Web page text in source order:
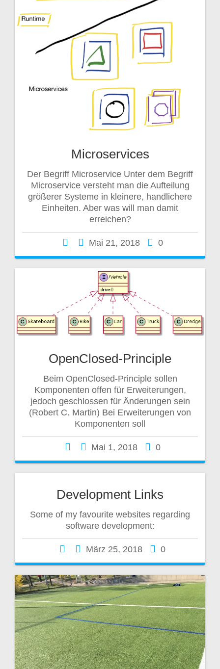
Microservices
Der Begriff Microservice Unter dem Begriff
Microservice versteht man die Aufteilung
größerer Systeme in kleinere, handlichere
Einheiten. Aber was will man damit
erreichen?
Mai 21, 2018 0
OpenClosed-Principle
Beim OpenClosed-Principle sollen
Komponenten offen für Erweiterungen,
jedoch geschlossen für Änderungen sein
(Robert C. Martin) Bei Erweiterungen von
Komponenten soll
Mai 1, 2018 0
Development Links
Some of my favourite websites regarding
software development:
März 25, 2018 0